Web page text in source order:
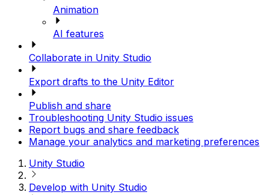
Animation
AI features
Collaborate in Unity Studio
Export drafts to the Unity Editor
Publish and share
Troubleshooting Unity Studio issues
Report bugs and share feedback
Manage your analytics and marketing preferences
Unity Studio
Develop with Unity Studio